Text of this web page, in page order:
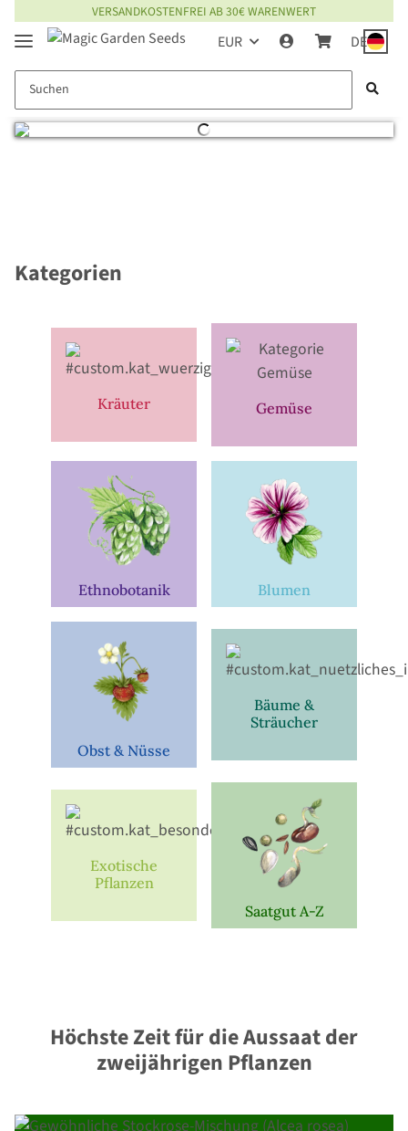
VERSANDKOSTENFREI AB 30€ WARENWERT
EUR DE
Kategorien
Kräuter Gemüse
Ethnobotanik Blumen
Obst & Nüsse
Bäume &
Sträucher
Exotische
Pflanzen
Saatgut A-Z
Höchste Zeit für die Aussaat der
zweijährigen Pflanzen